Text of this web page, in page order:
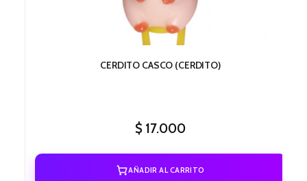
CERDITO CASCO (CERDITO)
$ 17.000
AÑADIR AL CARRITO